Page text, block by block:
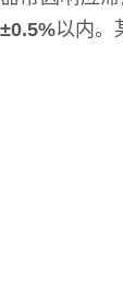
±0.5%以内。